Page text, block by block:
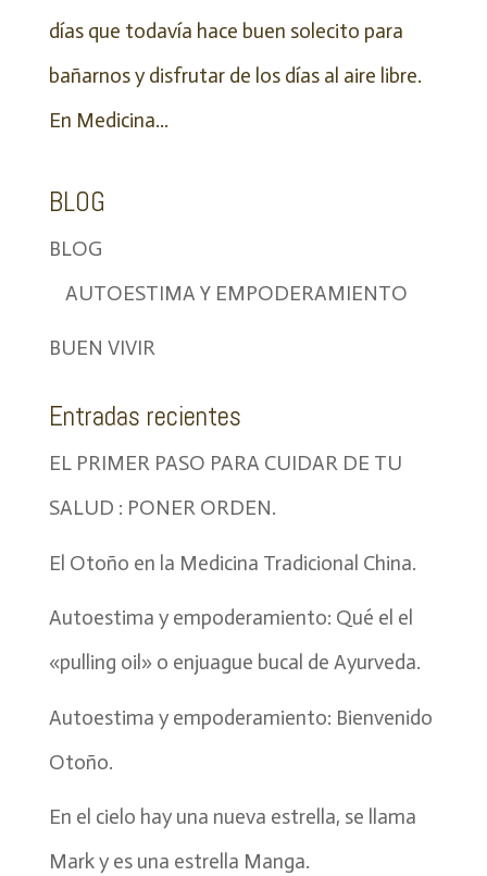
días que todavía hace buen solecito para
bañarnos y disfrutar de los días al aire libre.
En Medicina...
BLOG
BLOG
AUTOESTIMA Y EMPODERAMIENTO
BUEN VIVIR
Entradas recientes
EL PRIMER PASO PARA CUIDAR DE TU
SALUD : PONER ORDEN.
El Otoño en la Medicina Tradicional China.
Autoestima y empoderamiento: Qué el el
«pulling oil» o enjuague bucal de Ayurveda.
Autoestima y empoderamiento: Bienvenido
Otoño.
En el cielo hay una nueva estrella, se llama
Mark y es una estrella Manga.